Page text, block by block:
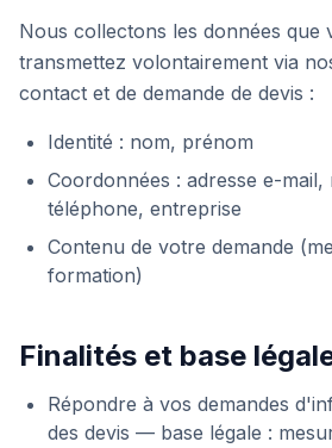
Nous collectons les données que
transmettez volontairement via
contact et de demande de devis :
Identité : nom, prénom
Coordonnées : adresse e-mail,
téléphone, entreprise
Contenu de votre demande
formation)
Finalités et base
Répondre à vos demandes
des devis — base légale :